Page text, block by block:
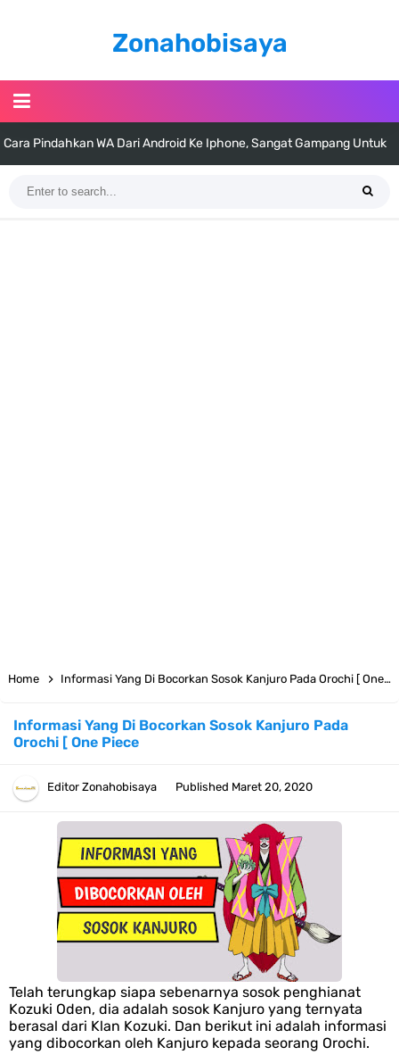
Zonahobisaya
Cara Pindahkan WA Dari Android Ke Iphone, Sangat Gampang Untuk
Profil Anwar Hafid, Politisi Yang Mernjadi Gubernur Provinsi Sulawesi
Tengah
Resep Pesmol Ikan Mas, Makanan Khas Sunda Dengan Rasa Yang
Enaknya Nagih
Arti Bendera Barbados, Negara Kepulauan Yang Terletak Di Kawasan
Cara Daftar Danamon Mobile Banking, Mudah Banget Dan Lengkap
Caranya Disini
Home Informasi Yang Di Bocorkan Sosok Kanjuro Pada Orochi [ One Piece
Informasi Yang Di Bocorkan Sosok Kanjuro Pada
Orochi [ One Piece
Editor Zonahobisaya Published Maret 20, 2020
Telah terungkap siapa sebenarnya sosok penghianat
Kozuki Oden, dia adalah sosok Kanjuro yang ternyata
berasal dari Klan Kozuki. Dan berikut ini adalah informasi
yang dibocorkan oleh Kanjuro kepada seorang Orochi.